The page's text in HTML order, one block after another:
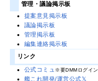
管理・議論掲示板
提案意見掲示板
議論掲示板
管理掲示板
編集連絡掲示板
リンク
公式コミュ※要DMMログイン
艦これ開発/運営公式𝕏